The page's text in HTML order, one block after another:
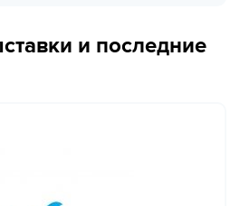
и последние